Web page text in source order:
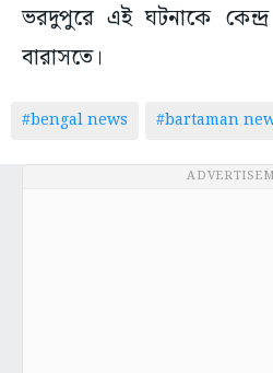
ভরদুপুরে এই ঘটনাকে
বারাসতে।
#bengal news #bartaman